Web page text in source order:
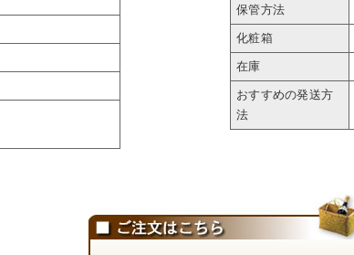
保管方法
化粧箱
在庫
おすすめの発送方
法